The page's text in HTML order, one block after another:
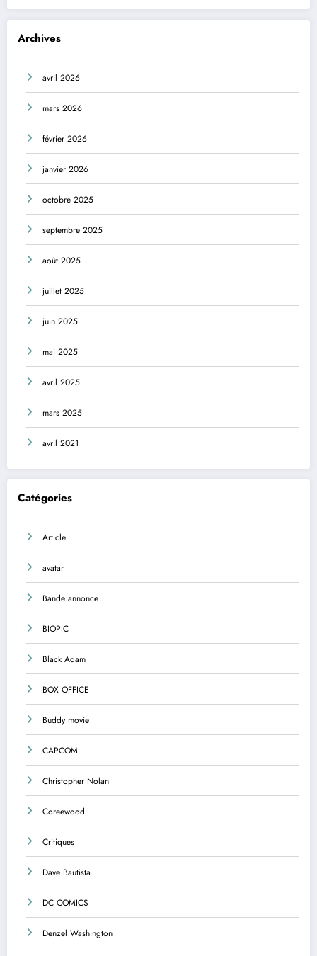
Archives
avril 2026
mars 2026
février 2026
janvier 2026
octobre 2025
septembre 2025
août 2025
juillet 2025
juin 2025
mai 2025
avril 2025
mars 2025
avril 2021
Catégories
Article
avatar
Bande annonce
BIOPIC
Black Adam
BOX OFFICE
Buddy movie
CAPCOM
Christopher Nolan
Coreewood
Critiques
Dave Bautista
DC COMICS
Denzel Washington